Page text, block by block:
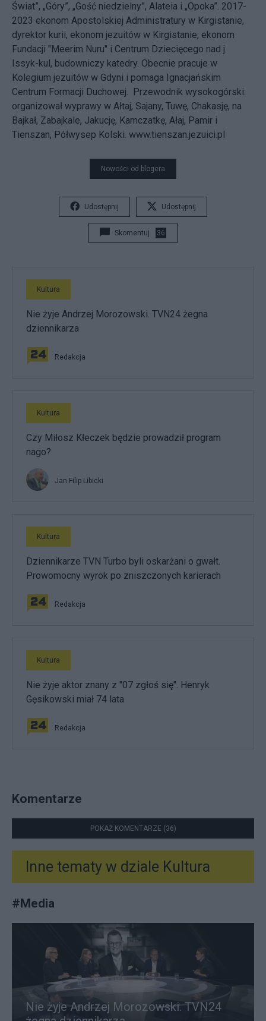
Świat”, „Góry”, „Gość niedzielny”, Alateia i „Opoka”. 2017-
2023 ekonom Apostolskiej Administratury w Kirgistanie,
dyrektor kurii, ekonom jezuitów w Kirgistanie, ekonom
Fundacji "Meerim Nuru" i Centrum Dziecięcego nad j.
Issyk-kul, budowniczy katedry. Obecnie pracuje w
Kolegium jezuitów w Gdyni i pomaga Ignacjańskim
Centrum Formacji Duchowej. Przewodnik wysokogórski:
organizował wyprawy w Ałtaj, Sajany, Tuwę, Chakasję, na
Bajkał, Zabajkale, Jakucję, Kamczatkę, Ałaj, Pamir i
Tienszan, Półwysep Kolski. www.tienszan.jezuici.pl
Nowości od blogera
Udostępnij Udostępnij
Skomentuj 36
Kultura
Nie żyje Andrzej Morozowski. TVN24 żegna
dziennikarza
Redakcja
Kultura
Czy Miłosz Kłeczek będzie prowadził program
nago?
Jan Filip Libicki
Kultura
Dziennikarze TVN Turbo byli oskarżani o gwałt.
Prowomocny wyrok po zniszczonych karierach
Redakcja
Kultura
Nie żyje aktor znany z "07 zgłoś się". Henryk
Gęsikowski miał 74 lata
Redakcja
Komentarze
POKAŻ KOMENTARZE (36)
Inne tematy w dziale Kultura
#Media
Nie żyje Andrzej Morozowski. TVN24